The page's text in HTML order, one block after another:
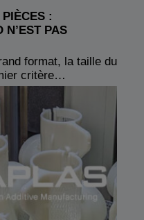
PIÈCES :
N’EST PAS
format, la taille du
critère…